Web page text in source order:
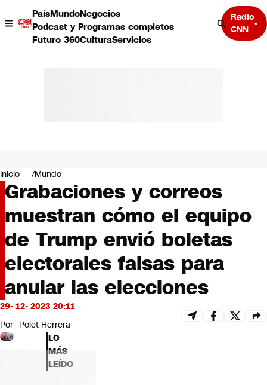
PaísMundoNegocios
Podcast y Programas completos
Futuro 360CulturaServicios
Radio
CNN
Negocios
Deportes
Programas completos
Cultura
Servicios
Bits
CNN tiempo
Futuro 360
Opinión
Inicio Mundo
Grabaciones y correos
muestran cómo el equipo
de Trump envió boletas
electorales falsas para
anular las elecciones
29- 12- 2023 20:11
Por Polet Herrera
LO
MÁS
LEÍDO